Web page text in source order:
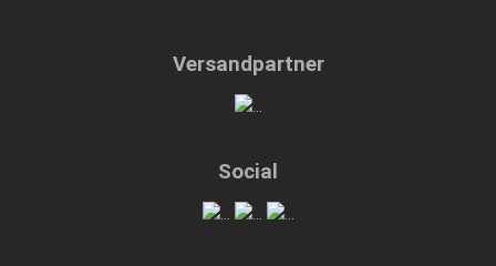
Versandpartner
Social